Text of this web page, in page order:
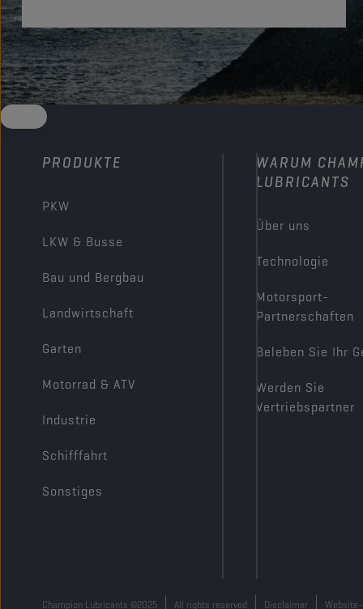
PRODUKTE
PKW
LKW & Busse
Bau und Bergbau
Landwirtschaft
Garten
Motorrad & ATV
Industrie
Schifffahrt
Sonstiges
WARUM
LUBRICANTS
Über uns
Technologie
Motorsport-
Partnerschaften
Beleben Sie Ihr
Werden Sie
Vertriebspartner
Champion Lubricants ©2025 All rights reserved Disclaimer